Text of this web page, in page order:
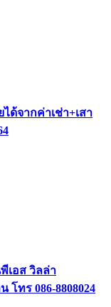
ด้จากค่าเช่า+เสา
เอส วิลล่า
โทร 086-8808024